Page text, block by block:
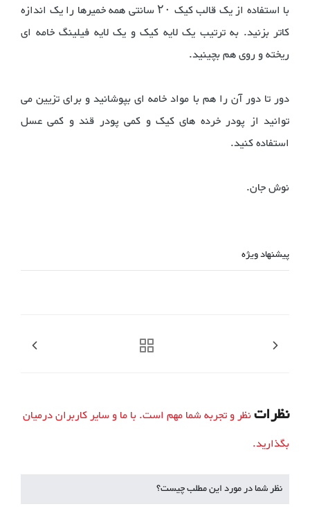
با استفاده از یک قالب کیک ۲۰ سانتی همه خمیرها را یک اندازه
کاتر بزنید. به ترتیب یک لایه کیک و یک لایه فیلینگ خامه ای
ریخته و روی هم بچینید.
دور تا دور آن را هم با مواد خامه ای بپوشانید و برای تزیین می
توانید از پودر خرده های کیک و کمی پودر قند و کمی عسل
استفاده کنید.
نوش جان.
پیشنهاد ویژه
نظراتنظر و تجربه شما مهم است. با ما و سایر کاربران درمیان
بگذارید.
نظر شما در مورد این مطلب چیست؟